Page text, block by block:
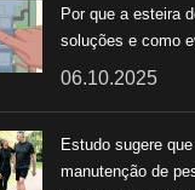
Por que a esteira
soluções e como
06.10.2025
Estudo sugere
manutenção de